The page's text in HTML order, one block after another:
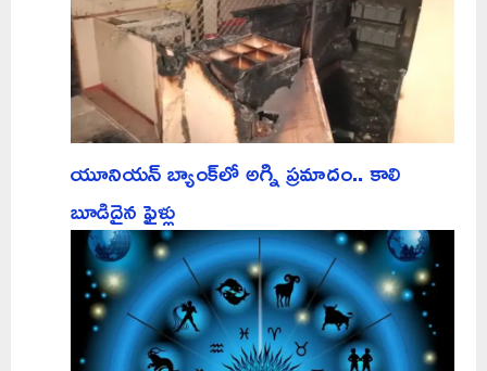
యూనియన్ బ్యాంక్‌లో అగ్ని ప్రమాదం.. కాలి
బూడిదైన ఫైళ్లు